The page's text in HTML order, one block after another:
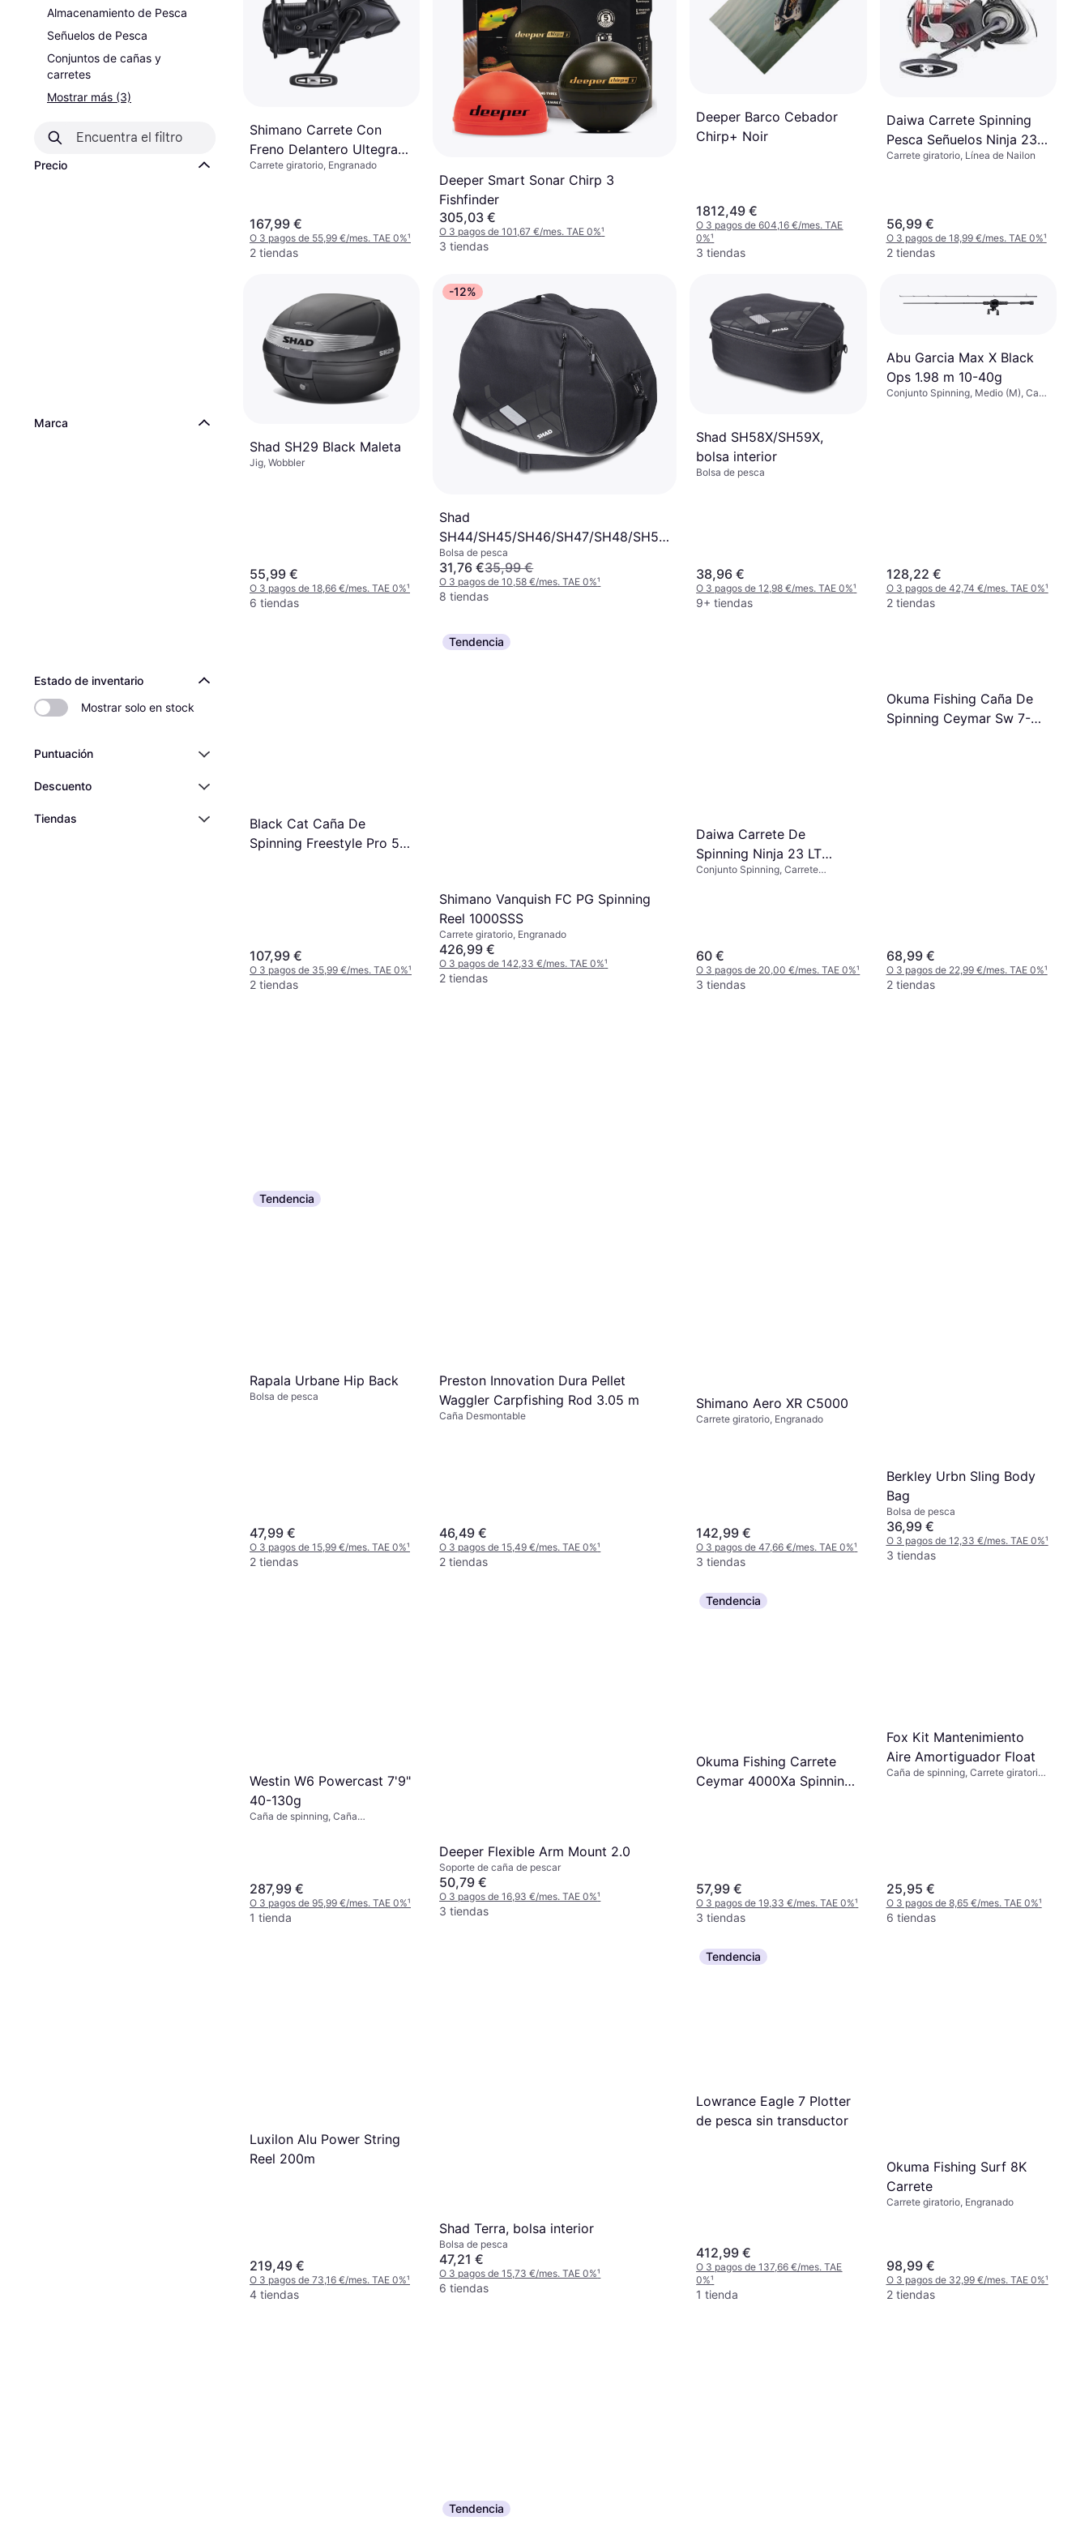
Almacenamiento de Pesca
Señuelos de Pesca
Conjuntos de cañas y
carretes
Mostrar más (3)
Precio
Marca
Estado de inventario
Mostrar solo en stock
Puntuación
Descuento
Tiendas
Shimano Carrete Con
Freno Delantero Ultegra
XTE 14000
Carrete giratorio, Engranado
167,99 €
O 3 pagos de 55,99 €/mes. TAE 0%¹
2 tiendas
Deeper Smart Sonar Chirp 3
Fishfinder
305,03 €
O 3 pagos de 101,67 €/mes. TAE 0%¹
3 tiendas
Deeper Barco Cebador
Chirp+ Noir
1812,49 €
O 3 pagos de 604,16 €/mes. TAE
0%¹
3 tiendas
Daiwa Carrete Spinning
Pesca Señuelos Ninja 23
LT 2500 XH
Carrete giratorio, Línea de Nailon
56,99 €
O 3 pagos de 18,99 €/mes. TAE 0%¹
2 tiendas
Shad SH29 Black Maleta
Jig, Wobbler
55,99 €
O 3 pagos de 18,66 €/mes. TAE 0%¹
6 tiendas
-12%
Shad
SH44/SH45/SH46/SH47/SH48/SH50,
bolsa interior
Bolsa de pesca
31,76 €35,99 €
O 3 pagos de 10,58 €/mes. TAE 0%¹
8 tiendas
Shad SH58X/SH59X,
bolsa interior
Bolsa de pesca
38,96 €
O 3 pagos de 12,98 €/mes. TAE 0%¹
9+ tiendas
Abu Garcia Max X Black
Ops 1.98 m 10-40g
Conjunto Spinning, Medio (M), Caña
128,22 €
O 3 pagos de 42,74 €/mes. TAE 0%¹
2 tiendas
Black Cat Caña De
Spinning Freestyle Pro 50-
107,99 €
O 3 pagos de 35,99 €/mes. TAE 0%¹
2 tiendas
Tendencia
Shimano Vanquish FC PG Spinning
Reel 1000SSS
Carrete giratorio, Engranado
426,99 €
O 3 pagos de 142,33 €/mes. TAE 0%¹
2 tiendas
Daiwa Carrete De
Spinning Ninja 23 LT
4000C
Conjunto Spinning, Carrete
60 €
O 3 pagos de 20,00 €/mes. TAE 0%¹
3 tiendas
Okuma Fishing Caña De
Spinning Ceymar Sw 7-
68,99 €
O 3 pagos de 22,99 €/mes. TAE 0%¹
2 tiendas
Tendencia
Rapala Urbane Hip Back
Bolsa de pesca
47,99 €
O 3 pagos de 15,99 €/mes. TAE 0%¹
2 tiendas
Preston Innovation Dura Pellet
Waggler Carpfishing Rod 3.05 m
Caña Desmontable
46,49 €
O 3 pagos de 15,49 €/mes. TAE 0%¹
2 tiendas
Shimano Aero XR C5000
Carrete giratorio, Engranado
142,99 €
O 3 pagos de 47,66 €/mes. TAE 0%¹
3 tiendas
Berkley Urbn Sling Body
Bag
Bolsa de pesca
36,99 €
O 3 pagos de 12,33 €/mes. TAE 0%¹
3 tiendas
Westin W6 Powercast 7'9"
40-130g
Caña de spinning, Caña
287,99 €
O 3 pagos de 95,99 €/mes. TAE 0%¹
1 tienda
Deeper Flexible Arm Mount 2.0
Soporte de caña de pescar
50,79 €
O 3 pagos de 16,93 €/mes. TAE 0%¹
3 tiendas
Tendencia
Okuma Fishing Carrete
Ceymar 4000Xa Spinning
57,99 €
O 3 pagos de 19,33 €/mes. TAE 0%¹
3 tiendas
Fox Kit Mantenimiento
Aire Amortiguador Float
Caña de spinning, Carrete giratorio,
25,95 €
O 3 pagos de 8,65 €/mes. TAE 0%¹
6 tiendas
Luxilon Alu Power String
Reel 200m
219,49 €
O 3 pagos de 73,16 €/mes. TAE 0%¹
4 tiendas
Shad Terra, bolsa interior
Bolsa de pesca
47,21 €
O 3 pagos de 15,73 €/mes. TAE 0%¹
6 tiendas
Tendencia
Lowrance Eagle 7 Plotter
de pesca sin transductor
412,99 €
O 3 pagos de 137,66 €/mes. TAE
0%¹
1 tienda
Okuma Fishing Surf 8K
Carrete
Carrete giratorio, Engranado
98,99 €
O 3 pagos de 32,99 €/mes. TAE 0%¹
2 tiendas
Tendencia